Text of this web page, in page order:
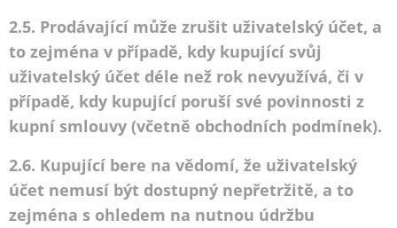
2.5. Prodávající může zrušit uživatelský účet, a
to zejména v případě, kdy kupující svůj
uživatelský účet déle než rok nevyužívá, či v
případě, kdy kupující poruší své povinnosti z
kupní smlouvy (včetně obchodních podmínek).
2.6. Kupující bere na vědomí, že uživatelský
účet nemusí být dostupný nepřetržitě, a to
zejména s ohledem na nutnou údržbu